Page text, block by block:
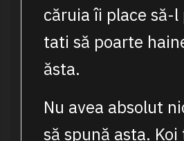
căruia îi place să-l
tati să poarte
ăsta.
Nu avea absolut
să spună asta.